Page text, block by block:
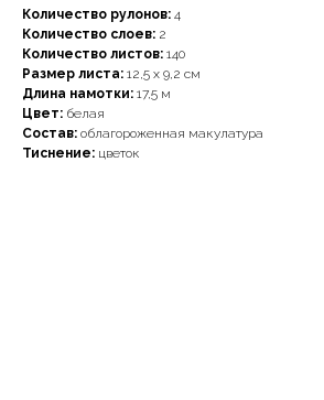
Количество рулонов: 4
Количество слоев: 2
Количество листов: 140
Размер листа: 12,5 х 9,2 см
Длина намотки: 17,5 м
Цвет: белая
Состав: облагороженная макулатура
Тиснение: цветок